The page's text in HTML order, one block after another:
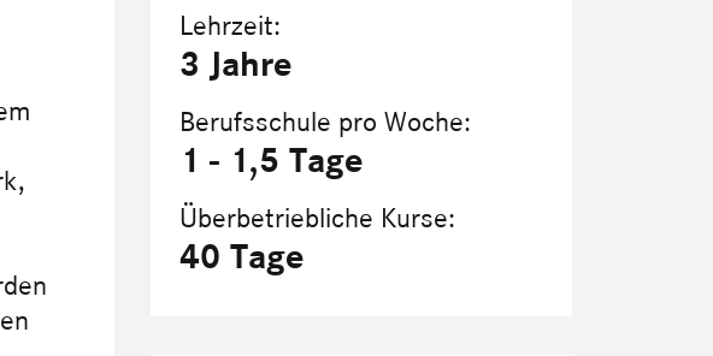
Lehrzeit:
3 Jahre
Berufsschule pro Woche:
1 - 1,5 Tage
Überbetriebliche Kurse:
40 Tage